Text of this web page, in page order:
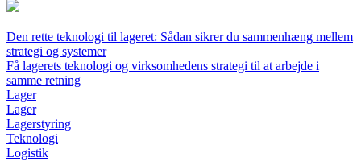
Den rette teknologi til lageret: Sådan sikrer du sammenhæng mellem
strategi og systemer
Få lagerets teknologi og virksomhedens strategi til at arbejde i
samme retning
Lager
Lager
Lagerstyring
Teknologi
Logistik